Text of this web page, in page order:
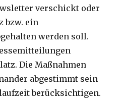
verschickt oder
bzw. ein
werden soll.
Die Maßnahmen
abgestimmt sein
berücksichtigen.